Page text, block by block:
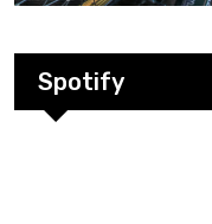
Spotify